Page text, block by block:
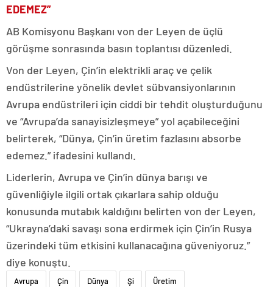
EDEMEZ”
AB Komisyonu Başkanı von der Leyen de üçlü
görüşme sonrasında basın toplantısı düzenledi.
Von der Leyen, Çin’in elektrikli araç ve çelik
endüstrilerine yönelik devlet sübvansiyonlarının
Avrupa endüstrileri için ciddi bir tehdit oluşturduğunu
ve “Avrupa’da sanayisizleşmeye” yol açabileceğini
belirterek, “Dünya, Çin’in üretim fazlasını absorbe
edemez.” ifadesini kullandı.
Liderlerin, Avrupa ve Çin’in dünya barışı ve
güvenliğiyle ilgili ortak çıkarlara sahip olduğu
konusunda mutabık kaldığını belirten von der Leyen,
“Ukrayna’daki savaşı sona erdirmek için Çin’in Rusya
üzerindeki tüm etkisini kullanacağına güveniyoruz.”
diye konuştu.
Avrupa Çin Dünya Şi Üretim